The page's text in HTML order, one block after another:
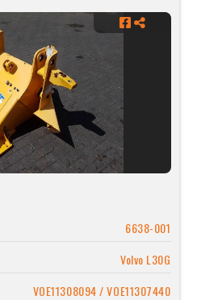
6638-001
Volvo L30G
VOE11308094 / VOE11307440